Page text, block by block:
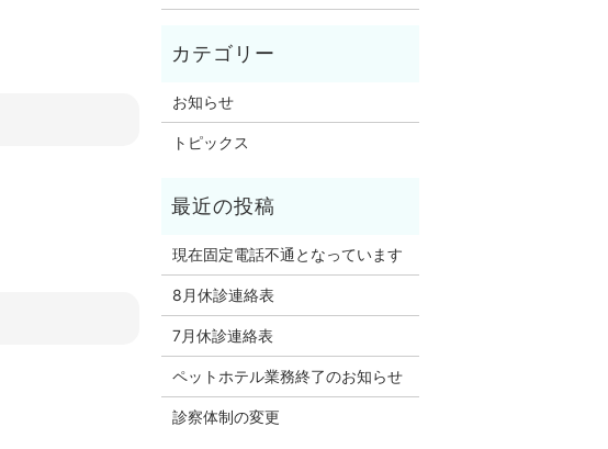
お知らせ
トピックス
現在固定電話不通となっています
8月休診連絡表
7月休診連絡表
ペットホテル業務終了のお知らせ
診察体制の変更